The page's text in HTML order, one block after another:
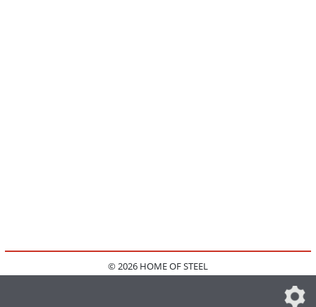
© 2026 HOME OF STEEL
IMPRESSUM